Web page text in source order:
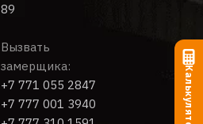
89
Вызвать
замерщика:
+7 771 055 2847
+7 777 001 3940
Калькулятор